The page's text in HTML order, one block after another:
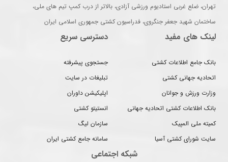
تهران، ضلع غربی استادیوم ورزشی آزادی، بالاتر از درب کمپ تیم های ملی،
ساختمان شهید جعفر جنگروی، فدراسیون کشتی جمهوری اسلامی ایران
لینک های مفید
بانک جامع اطلاعات کشتی
اتحادیه جهانی کشتی
وزارت ورزش و جوانان
بانک اطلاعات کشتی اتحادیه جهانی
کمیته ملی المپیک
سایت شورای کشتی آسیا
دسترسی سریع
جستجوی پیشرفته
تبلیغات در سایت
اپلیکیشن داوران
انستیتو کشتی
سازمان لیگ
سامانه جامع کشتی ایران
شبکه اجتماعی